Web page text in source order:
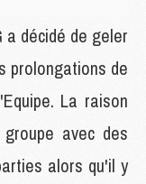
a décidé de geler
prolongations de
La raison
avec des
alors qu'il y